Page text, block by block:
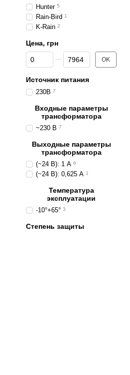
Hunter 5
Rain-Bird 1
K-Rain 2
Цена, грн
От Цена, грн
До Цена, грн OK
Источник питания
230B 7
Входные параметры
трансформатора
~230 В 7
Выходные параметры
трансформатора
(~24 В): 1 А 6
(~24 В): 0,625 А 1
Температура
эксплуатации
-10°+65° 3
Степень защиты